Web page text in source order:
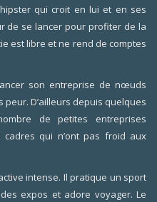
qui croit en lui et en ses
de se lancer pour profiter de la
est libre et ne rend de comptes
son entreprise de nœuds
D’ailleurs depuis quelques
de petites entreprises
qui n’ont pas froid aux
intense. Il pratique un sport
expos et adore voyager. Le